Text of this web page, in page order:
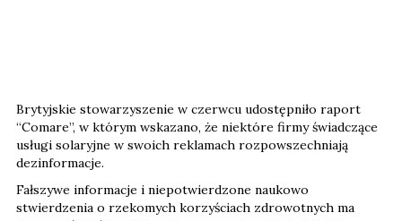
Brytyjskie stowarzyszenie w czerwcu udostępniło raport
“Comare”, w którym wskazano, że niektóre firmy świadczące
usługi solaryjne w swoich reklamach rozpowszechniają
dezinformacje.
Fałszywe informacje i niepotwierdzone naukowo
stwierdzenia o rzekomych korzyściach zdrowotnych ma